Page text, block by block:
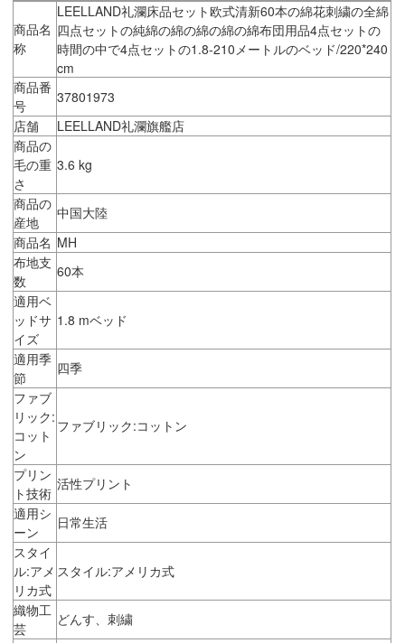
商品名
称
LEELLAND礼瀾床品セット欧式清新60本の綿花刺繍の全綿
四点セットの純綿の綿の綿の綿の綿布団用品4点セットの
時間の中で4点セットの1.8-210メートルのベッド/220*240
cm
商品番
号
37801973
店舗
LEELLAND礼瀾旗艦店
商品の
毛の重
さ
3.6 kg
商品の
産地
中国大陸
商品名 MH
布地支
数
60本
適用ベ
ッドサ
イズ
1.8 mベッド
適用季
節
四季
ファブ
リック:
コット
ン
ファブリック:コットン
プリン
ト技術
活性プリント
適用シ
ーン
日常生活
スタイ
ル:アメ
リカ式
スタイル:アメリカ式
織物工
芸
どんす、刺繍